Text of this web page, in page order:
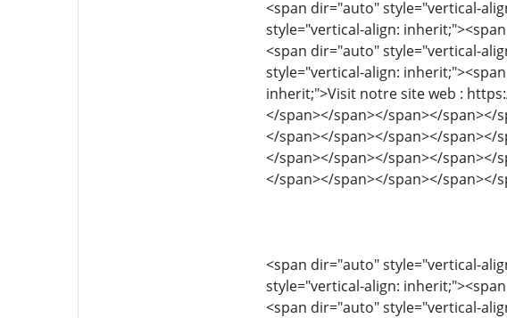
<span dir="auto" style="vertical-
style="vertical-align:
<span dir="auto" style="vertical-
style="vertical-align:
inherit;">Visit notre site web :
</span></span></span></span></
</span></span></span></span></
</span></span></span></span></
</span></span></span></span></
<span dir="auto" style="vertical-
style="vertical-align:
<span dir="auto" style="vertical-